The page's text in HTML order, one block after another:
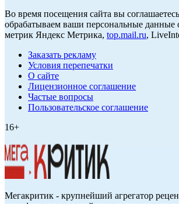
Во время посещения сайта вы
обрабатываем ваши персональные данные
метрик Яндекс Метрика, top.mail.ru,
Заказать рекламу
Условия перепечатки
О сайте
Лицензионное соглашение
Частые вопросы
Пользовательское соглашение
16+
Мегакритик - крупнейший агрегатор